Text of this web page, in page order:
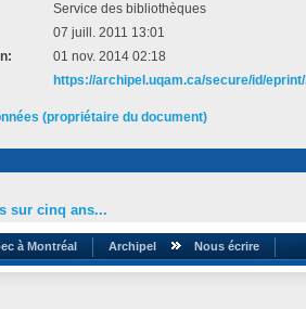
Service des bibliothèques
07 juill. 2011 13:01
01 nov. 2014 02:18
https://archipel.uqam.ca/secure/id/
(propriétaire du document)
sur cinq ans...
à Montréal Archipel Nous écrire